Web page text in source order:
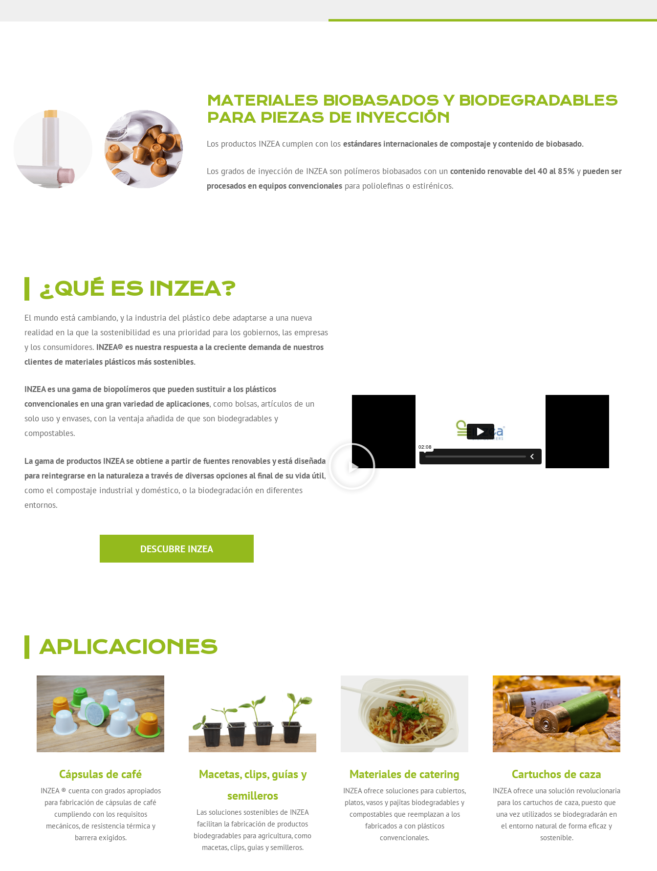
MATERIALES BIOBASADOS Y BIODEGRADABLES
PARA PIEZAS DE INYECCIÓN
Los productos INZEA cumplen con losestándares internacionales de compostaje y contenido de biobasado.
Los grados de inyección de INZEA son polímeros biobasados con uncontenido renovable del 40 al 85% y pueden ser
procesados en equipos convencionales para poliolefinas o estirénicos.
¿QUÉ ES INZEA?
El mundo está cambiando, y la industria del plástico debe adaptarse a una nueva
realidad en la que la sostenibilidad es una prioridad para los gobiernos, las empresas
y los consumidores. INZEA® es nuestra respuesta a la creciente demanda de nuestros
clientes de materiales plásticos más sostenibles.
INZEA es una gama de biopolímeros que pueden sustituir a los plásticos
convencionales en una gran variedad de aplicaciones, como bolsas, artículos de un
solo uso y envases, con la ventaja añadida de que son biodegradables y
compostables.
La gama de productos INZEA se obtiene a partir de fuentes renovables y está diseñada
para reintegrarse en la naturaleza a través de diversas opciones al final de su vida útil,
como el compostaje industrial y doméstico, o la biodegradación en diferentes
entornos.
DESCUBRE INZEA
APLICACIONES
Cápsulas de café
INZEA ® cuenta con grados apropiados
para fabricación de cápsulas de café
cumpliendo con los requisitos
mecánicos, de resistencia térmica y
barrera exigidos.
Macetas, clips, guías y
semilleros
Las soluciones sostenibles de INZEA
facilitan la fabricación de productos
biodegradables para agricultura, como
macetas, clips, guias y semilleros.
Materiales de catering
INZEA ofrece soluciones para cubiertos,
platos, vasos y pajitas biodegradables y
compostables que reemplazan a los
fabricados a con plásticos
convencionales.
Cartuchos de caza
INZEA ofrece una solución revolucionaria
para los cartuchos de caza, puesto que
una vez utilizados se biodegradarán en
el entorno natural de forma eficaz y
sostenible.